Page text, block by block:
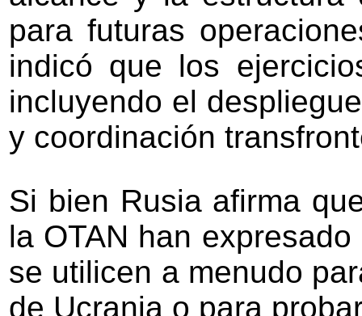
para futuras
indicó que los
incluyendo el
y coordinación
Si bien Rusia afirma
la OTAN han
se utilicen a menudo
de Ucrania o para